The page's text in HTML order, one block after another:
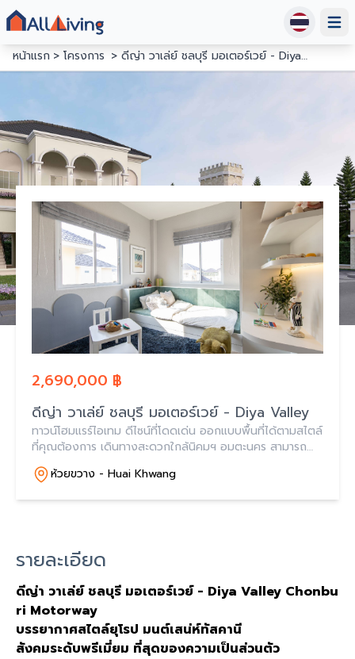
หน้าแรก
โครงการ ดีญ่า วาเล่ย์ ชลบุรี มอเตอร์เวย์ - Diya Valley
2,690,000 ฿
ดีญ่า วาเล่ย์ ชลบุรี มอเตอร์เวย์ - Diya Valley
ทาวน์โฮมแรร์ไอเทม ดีไซน์ที่โดดเด่น ออกแบบพื้นที่ได้ตามสไตล์
ที่คุณต้องการ เดินทางสะดวกใกล้นิคมฯ อมตะนคร สามารถ
เข้า-ออกได้ 2 เส้นทาง ถ.เลี่ยงเมืองชลบุรี และถ.สุขุมวิท
ห้วยขวาง - Huai Khwang
รายละเอียด
ดีญ่า วาเล่ย์ ชลบุรี มอเตอร์เวย์ - Diya Valley Chonbu
ri Motorway
บรรยากาศสไตล์ยุโรป มนต์เสน่ห์ทัสคานี
สังคมระดับพรีเมี่ยม ที่สุดของความเป็นส่วนตัว